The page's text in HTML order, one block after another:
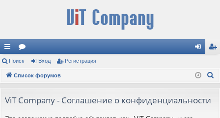
с
ы
и
ор
ум д ис
ац
Поиск Вход Регистрация
Список форумов
ViT Company - Соглашение о конфиденциальности